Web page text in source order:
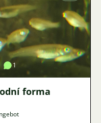
1
forma